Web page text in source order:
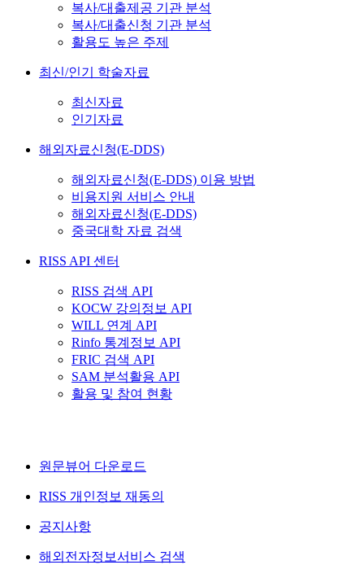
복사/대출제공 기관 분석
복사/대출신청 기관 분석
활용도 높은 주제
최신/인기 학술자료
최신자료
인기자료
해외자료신청(E-DDS)
해외자료신청(E-DDS) 이용 방법
비용지원 서비스 안내
해외자료신청(E-DDS)
중국대학 자료 검색
RISS API 센터
RISS 검색 API
KOCW 강의정보 API
WILL 연계 API
Rinfo 통계정보 API
FRIC 검색 API
SAM 분석활용 API
활용 및 참여 현황
원문뷰어 다운로드
RISS 개인정보 재동의
공지사항
해외전자정보서비스 검색